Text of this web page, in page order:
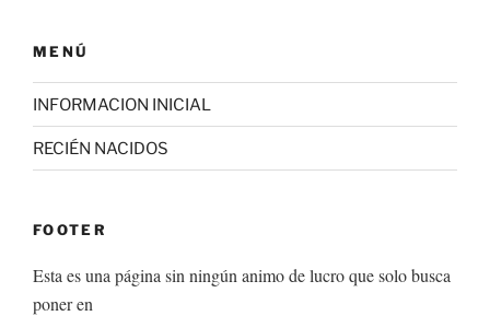
MENÚ
INFORMACION INICIAL
RECIÉN NACIDOS
FOOTER
Esta es una página sin ningún animo de lucro que solo busca
poner en